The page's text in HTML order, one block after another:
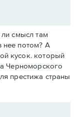
смысл там
нее потом? А
кусок. который
Черноморского
престижа страны